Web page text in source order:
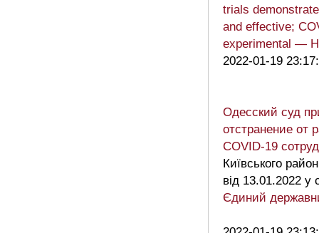
trials
and effective;
experimental —
2022-01-19
Одесский суд
отстранение от
COVID-19
Київського
від 13.01.2022 у
Єдиний